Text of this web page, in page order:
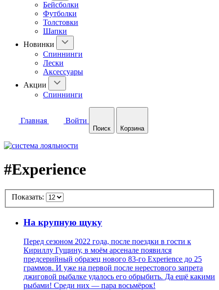
Бейсболки
Футболки
Толстовки
Шапки
Новинки
Спиннинги
Лески
Аксессуары
Акции
Спиннинги
Главная Войти
Поиск Корзина
#Experience
Показать:
На крупную щуку
Перед сезоном 2022 года, после поездки в гости к
Кириллу Гущину, в моём арсенале появился
предсерийный образец нового 83-го Experience до 25
граммов. И уже на первой после нерестового запрета
джиговой рыбалке удалось его обрыбить. Да ещё какими
рыбами! Среди них — пара восьмёрок!